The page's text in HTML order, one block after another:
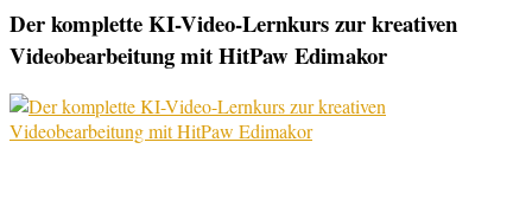
Der komplette KI-Video-Lernkurs zur kreativen
Videobearbeitung mit HitPaw Edimakor